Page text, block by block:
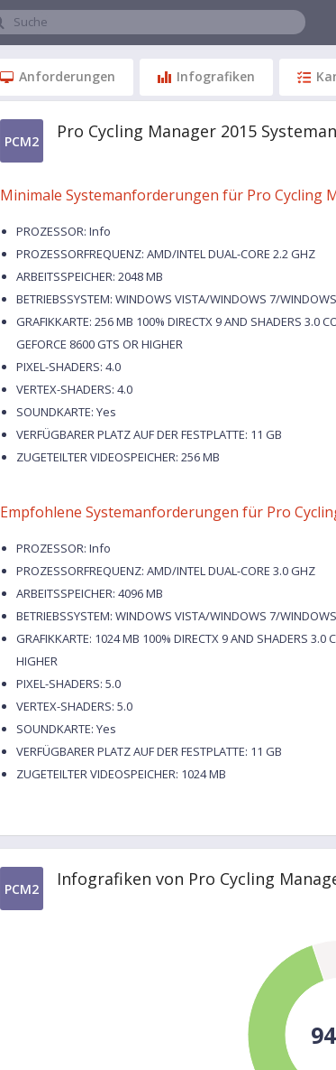
Suche
Anforderungen Infografiken
PCM2 Pro Cycling Manager 2015
Minimale Systemanforderungen für Pro Cycling
PROZESSOR: Info
PROZESSORFREQUENZ: AMD/INTEL DUAL-CORE 2.2 GHZ
ARBEITSSPEICHER: 2048 MB
BETRIEBSSYSTEM: WINDOWS VISTA/WINDOWS 7/
GRAFIKKARTE: 256 MB 100% DIRECTX 9 AND SHADERS 3.0
GEFORCE 8600 GTS OR HIGHER
PIXEL-SHADERS: 4.0
VERTEX-SHADERS: 4.0
SOUNDKARTE: Yes
VERFÜGBARER PLATZ AUF DER FESTPLATTE: 11 GB
ZUGETEILTER VIDEOSPEICHER: 256 MB
Empfohlene Systemanforderungen für Pro
PROZESSOR: Info
PROZESSORFREQUENZ: AMD/INTEL DUAL-CORE 3.0 GHZ
ARBEITSSPEICHER: 4096 MB
BETRIEBSSYSTEM: WINDOWS VISTA/WINDOWS 7/
GRAFIKKARTE: 1024 MB 100% DIRECTX 9 AND SHADERS
HIGHER
PIXEL-SHADERS: 5.0
VERTEX-SHADERS: 5.0
SOUNDKARTE: Yes
VERFÜGBARER PLATZ AUF DER FESTPLATTE: 11 GB
ZUGETEILTER VIDEOSPEICHER: 1024 MB
PCM2 Infografiken von Pro Cycling